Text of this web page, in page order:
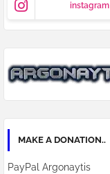
instagram
MAKE A DONATION..
PayPal Argonaytis